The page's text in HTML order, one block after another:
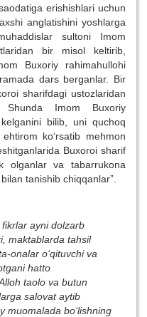
erishishlari uchun
anglatishini yoshlarga
sultoni Imom
bir misol keltirib,
Buxoriy rahimahullohi
dars berganlar. Bir
sharifdagi ustozlaridan
Imom Buxoriy
bilib, uni quchoq
ko‘rsatib mehmon
Buxoroi sharif
olganlar va tabarrukona
tanishib chiqqanlar”.
ayni dolzarb
maktablarda tahsil
onalar o‘qituvchi va
hatto
taolo va butun
salovat aytib
muomalada bo‘lishning